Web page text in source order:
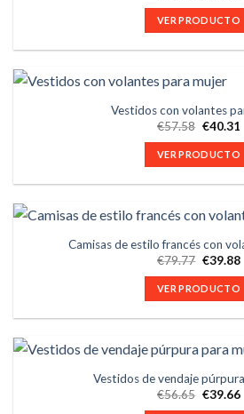
VER PRODUCTO
Vestidos con volantes
€57.58 €40.31
VER PRODUCTO
Camisas de estilo francés con
€79.77 €39.88
VER PRODUCTO
Vestidos de vendaje
€56.65 €39.66